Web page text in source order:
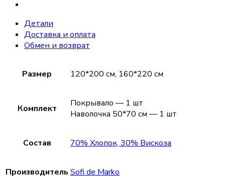
Детали
Доставка и оплата
Обмен и возврат
Размер 120*200 см, 160*220 см
Комплект
Покрывало — 1 шт
Наволочка 50*70 см — 1 шт
Состав 70% Хлопок, 30% Вискоза
Производитель Sofi de Marko